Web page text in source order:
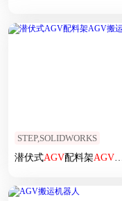
STEP,SOLIDWORKS
潜伏式AGV配料架AGV